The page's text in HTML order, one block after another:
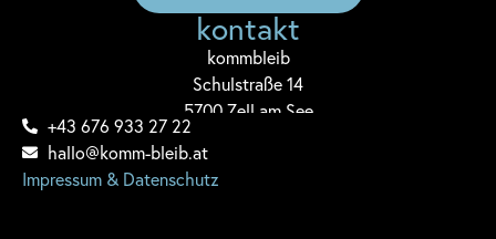
kontakt
kommbleib
Schulstraße 14
5700 Zell am See
+43 676 933 27 22
hallo@komm-bleib.at
Impressum & Datenschutz